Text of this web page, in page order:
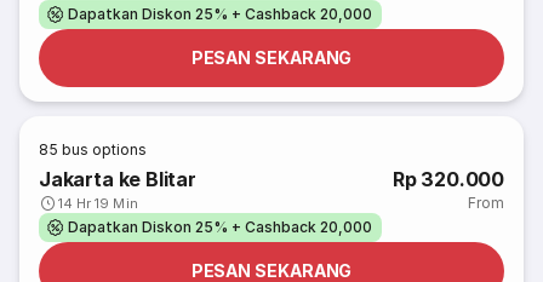
Dapatkan Diskon 25% + Cashback 20,000
PESAN SEKARANG
85 bus options
Jakarta ke Blitar
14 Hr 19 Min
Rp 320.000
From
Dapatkan Diskon 25% + Cashback 20,000
PESAN SEKARANG